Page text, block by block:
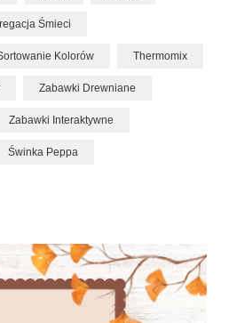
Śmieci
Kolorów Thermomix
Zabawki Drewniane
Zabawki Interaktywne
Świnka Peppa